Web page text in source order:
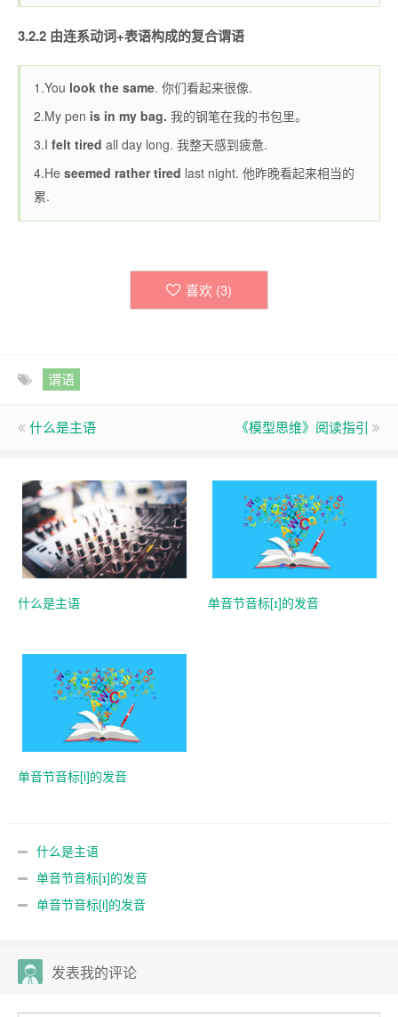
3.2.2 由连系动词+表语构成的复合谓语
1.You look the same. 你们看起来很像.
2.My pen is in my bag. 我的钢笔在我的书包里。
3.I felt tired all day long. 我整天感到疲惫.
4.He seemed rather tired last night. 他昨晚看起来相当的
累.
喜欢 (3)
谓语
什么是主语 《模型思维》阅读指引
什么是主语 单音节音标[ɪ]的发音
单音节音标[i]的发音
什么是主语
单音节音标[ɪ]的发音
单音节音标[i]的发音
发表我的评论